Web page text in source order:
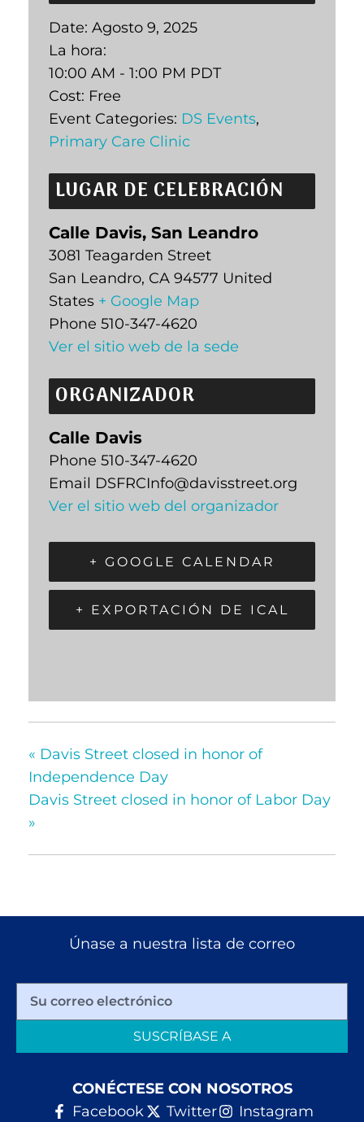
Date: Agosto 9, 2025
La hora:
10:00 AM - 1:00 PM PDT
Cost: Free
Event Categories: DS Events,
Primary Care Clinic
LUGAR DE CELEBRACIÓN
Calle Davis, San Leandro
3081 Teagarden Street
San Leandro, CA 94577 United
States + Google Map
Phone 510-347-4620
Ver el sitio web de la sede
ORGANIZADOR
Calle Davis
Phone 510-347-4620
Email DSFRCInfo@davisstreet.org
Ver el sitio web del organizador
+ GOOGLE CALENDAR
+ EXPORTACIÓN DE ICAL
« Davis Street closed in honor of
Independence Day
Davis Street closed in honor of Labor Day
»
Únase a nuestra lista de correo
SUSCRÍBASE A
CONÉCTESE CON NOSOTROS
Facebook
Twitter
Instagram